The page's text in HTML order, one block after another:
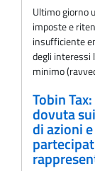
Ultimo giorno
imposte e
insufficiente
degli interessi
minimo
Tobin
dovuta
di azioni